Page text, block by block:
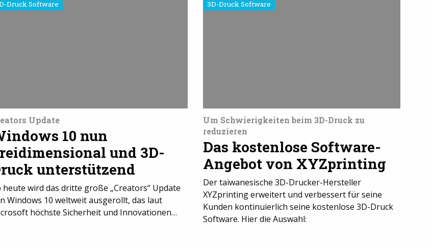
Druck Software
Update
10 nun
und 3D-
unterstützend
heute wird das dritte große „Creators“ Update
Windows 10 weltweit ausgerollt, das laut
höchste Sicherheit und Innovationen…
3D-Druck Software
Um Schwierigkeiten beim 3D-Druck zu
reduzieren
Das kostenlose Software-
Angebot von XYZprinting
Der taiwanesische 3D-Drucker-Hersteller
XYZprinting erweitert und verbessert für seine
Kunden kontinuierlich seine kostenlose 3D-Druck
Software. Hier die Auswahl: